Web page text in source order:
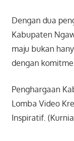
Dengan dua
Kabupaten
maju bukan
dengan
Penghargaan
Lomba Video
Inspiratif.